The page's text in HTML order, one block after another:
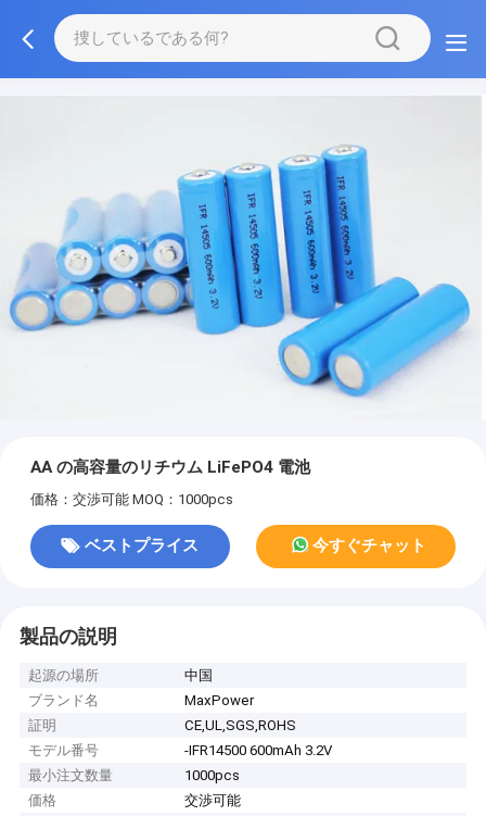
AA の高容量のリチウム LiFePO4 電池
価格：交渉可能 MOQ：1000pcs
ベストプライス 今すぐチャット
製品の説明
起源の場所
中国
ブランド名
MaxPower
証明
CE,UL,SGS,ROHS
モデル番号
-IFR14500 600mAh 3.2V
最小注文数量
1000pcs
価格
交渉可能